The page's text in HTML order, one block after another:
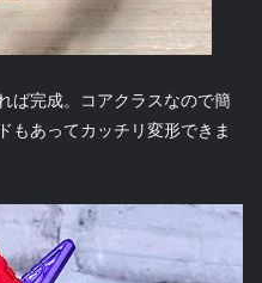
ば完成。コアクラスなので簡
もあってカッチリ変形できま